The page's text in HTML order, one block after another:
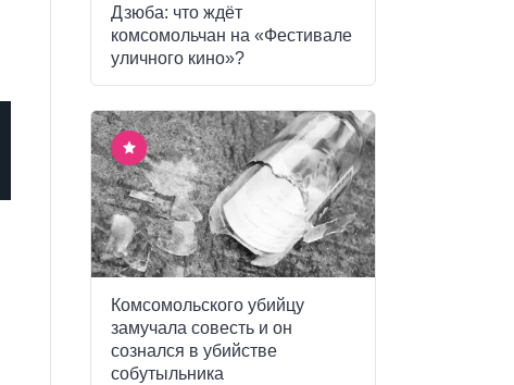
Дзюба: что ждёт
комсомольчан на «Фестивале
уличного кино»?
Комсомольского убийцу
замучала совесть и он
сознался в убийстве
собутыльника